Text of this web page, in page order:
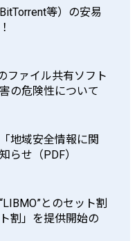
等）の安易
ファイル共有ソフト
の危険性について
地域安全情報に関
らせ（PDF）
とのセット割
割」を提供開始の